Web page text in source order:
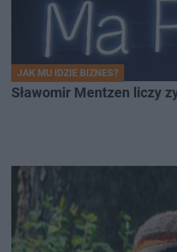
JAK MU IDZIE BIZNES?
Sławomir Mentzen liczy